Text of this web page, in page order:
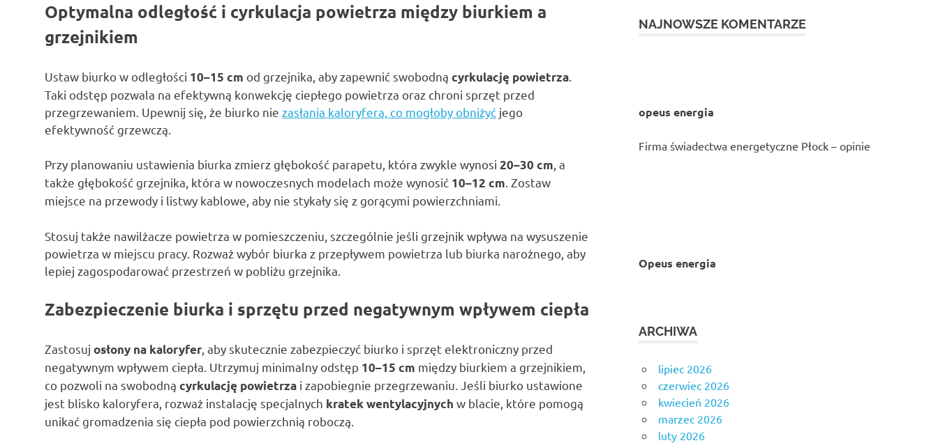
Optymalna odległość i cyrkulacja powietrza między biurkiem a
grzejnikiem
Ustaw biurko w odległości 10–15 cm od grzejnika, aby zapewnić swobodną cyrkulację powietrza
Taki odstęp pozwala na efektywną konwekcję ciepłego powietrza oraz chroni sprzęt przed
przegrzewaniem. Upewnij się, że biurko nie zasłania kaloryfera, co mogłoby obniżyć jego
efektywność grzewczą.
Przy planowaniu ustawienia biurka zmierz głębokość parapetu, która zwykle wynosi 20–30 cm, a
także głębokość grzejnika, która w nowoczesnych modelach może wynosić 10–12 cm. Zostaw
miejsce na przewody i listwy kablowe, aby nie stykały się z gorącymi powierzchniami.
Stosuj także nawilżacze powietrza w pomieszczeniu, szczególnie jeśli grzejnik wpływa na wysuszenie
powietrza w miejscu pracy. Rozważ wybór biurka z przepływem powietrza lub biurka narożnego, aby
lepiej zagospodarować przestrzeń w pobliżu grzejnika.
Zabezpieczenie biurka i sprzętu przed negatywnym wpływem ciepła
Zastosuj osłony na kaloryfer , aby skutecznie zabezpieczyć biurko i sprzęt elektroniczny przed
negatywnym wpływem ciepła. Utrzymuj minimalny odstęp 10–15 cm między biurkiem a grzejnikiem,
co pozwoli na swobodną cyrkulację powietrza i zapobiegnie przegrzewaniu. Jeśli biurko ustawione
jest blisko kaloryfera, rozważ instalację specjalnych kratek wentylacyjnych w blacie, które pomogą
unikać gromadzenia się ciepła pod powierzchnią roboczą.
NAJNOWSZE KOMENTARZE
opeus energia
Firma świadectwa energetyczne Płock – opinie
Opeus energia
ARCHIWA
lipiec 2026
czerwiec 2026
kwiecień 2026
marzec 2026
luty 2026